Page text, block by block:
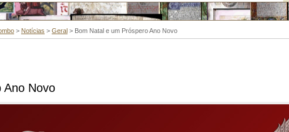
> Notícias > Geral > Bom Natal e um Próspero Ano Novo
Ano Novo